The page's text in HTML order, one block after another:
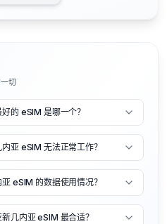
切
的 eSIM 是哪一个？
亚 eSIM 无法正常工作？
eSIM 的数据使用情况？
几内亚 eSIM 最合适？